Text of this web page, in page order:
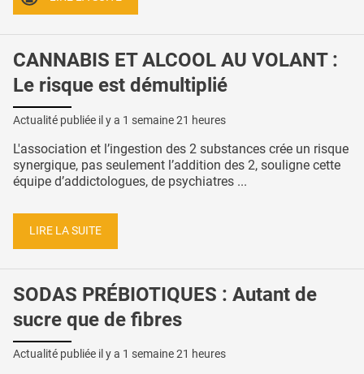
CANNABIS ET ALCOOL AU VOLANT :
Le risque est démultiplié
Actualité publiée il y a 1 semaine 21 heures
L'association et l’ingestion des 2 substances crée un risque
synergique, pas seulement l’addition des 2, souligne cette
équipe d’addictologues, de psychiatres ...
LIRE LA SUITE
SODAS PRÉBIOTIQUES : Autant de
sucre que de fibres
Actualité publiée il y a 1 semaine 21 heures